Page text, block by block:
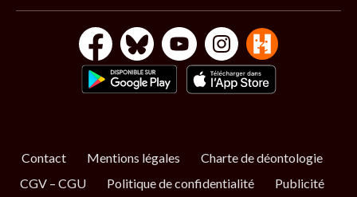
Contact Mentions légales
Charte de déontologie
CGV – CGU
Politique de confidentialité Publicité